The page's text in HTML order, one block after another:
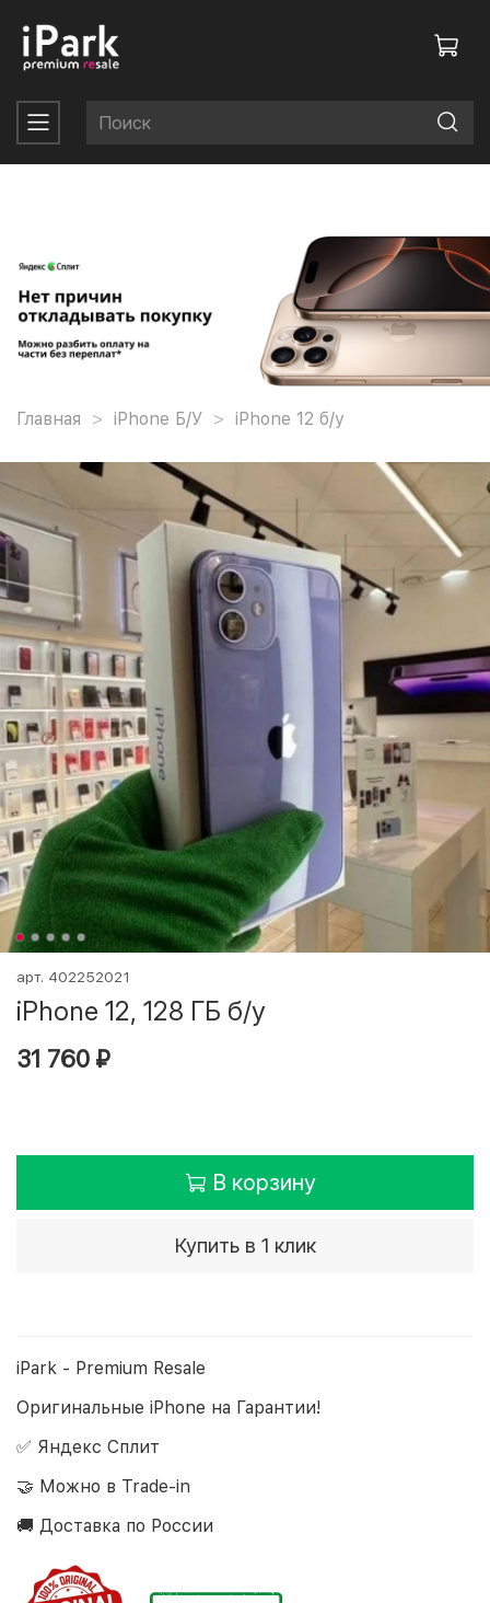
Главная iPhone Б/У iPhone 12 б/у
арт. 402252021
iPhone 12, 128 ГБ б/у
31 760 ₽
В корзину
Купить в 1 клик
iPark - Premium Resale
Оригинальные iPhone на Гарантии!
✅ Яндекс Сплит
🤝 Можно в Trade-in
🚚 Доставка по России